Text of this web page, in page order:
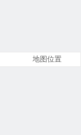
地图位置